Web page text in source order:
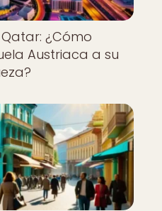
¿Cómo
Austriaca a su